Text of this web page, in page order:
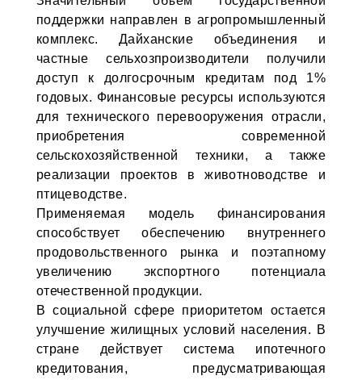
поддержки направлен в агропромышленный
комплекс. Дайханские объединения и
частные сельхозпроизводители получили
доступ к долгосрочным кредитам под 1%
годовых. Финансовые ресурсы используются
для технического перевооружения отрасли,
приобретения современной
сельскохозяйственной техники, а также
реализации проектов в животноводстве и
птицеводстве.
Применяемая модель финансирования
способствует обеспечению внутреннего
продовольственного рынка и поэтапному
увеличению экспортного потенциала
отечественной продукции.
В социальной сфере приоритетом остается
улучшение жилищных условий населения. В
стране действует система ипотечного
кредитования, предусматривающая